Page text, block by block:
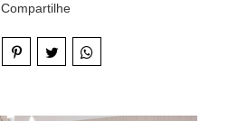
Compartilhe